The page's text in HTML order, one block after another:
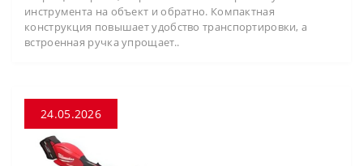
инструмента на объект и обратно. Компактная
конструкция повышает удобство транспортировки, а
встроенная ручка упрощает..
24.05.2026